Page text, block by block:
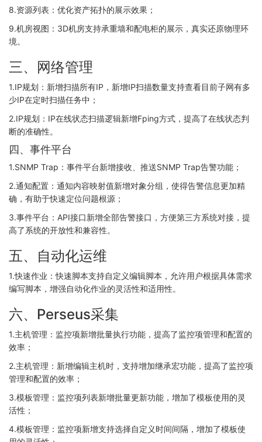
8.资源列表：优化资产拓扑的展示效果；
9.机房视图：3D机房支持承重墙和配电柜的展示，真实还原物理环
境。
三、网络管理
1.IP规划：新增扫描所有IP，新增IP扫描数量支持查看目前子网有多
少IP在定时扫描任务中；
2.IP规划：IP在线状态扫描逻辑新增Fping方式，提高了在线状态判
断的准确性。
四、事件平台
1.SNMP Trap：事件平台新增接收、推送SNMP Trap告警功能；
2.通知配置：通知内容映射值新增对象分组，使得告警信息更加精
确，有助于快速定位问题根源；
3.事件平台：API接口新增全部告警接口，方便第三方系统对接，提
高了系统的开放性和兼容性。
五、自动化运维
1.快速作业：快速脚本支持自定义编辑脚本，允许用户根据具体需求
编写脚本，增强自动化作业的灵活性和适用性。
六、Perseus采集
1.主机管理：监控项新增批量执行功能，提高了监控项管理和配置的
效率；
2.主机管理：新增编辑主机时，支持增加继承宏功能，提高了监控项
管理和配置的效率；
3.模板管理：监控项列表新增批量更新功能，增加了模板使用的灵
活性；
4.模板管理：监控项新增支持选择自定义时间间隔，增加了模板使